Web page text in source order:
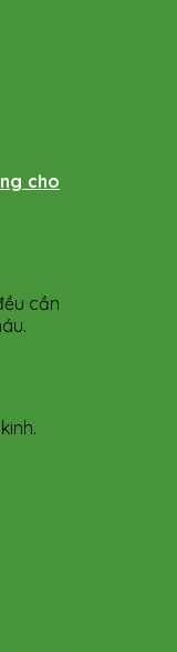
cho
cần